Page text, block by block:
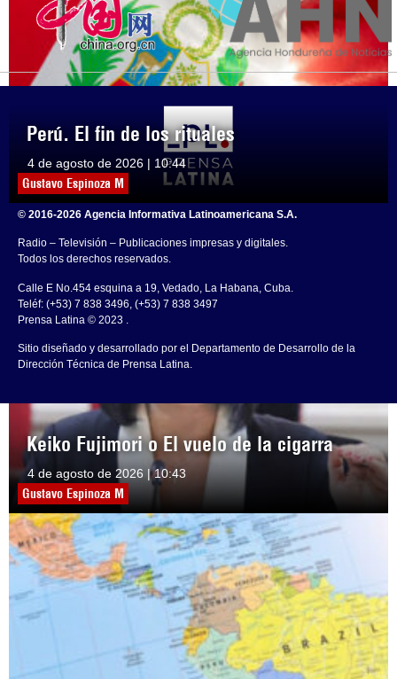
Perú. El fin de los rituales
4 de agosto de 2026 | 10:44
Gustavo Espinoza M
Keiko Fujimori o El vuelo de la cigarra
4 de agosto de 2026 | 10:43
Gustavo Espinoza M
© 2016-2026 Agencia Informativa Latinoamericana S.A.
Radio – Televisión – Publicaciones impresas y digitales.
Todos los derechos reservados.
Calle E No.454 esquina a 19, Vedado, La Habana, Cuba.
Teléf: (+53) 7 838 3496, (+53) 7 838 3497
Prensa Latina © 2023 .
Sitio diseñado y desarrollado por el Departamento de Desarrollo de la
Dirección Técnica de Prensa Latina.